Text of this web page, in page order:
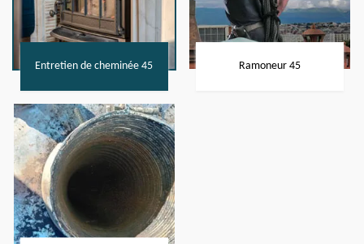
Entretien de cheminée 45 Ramoneur 45